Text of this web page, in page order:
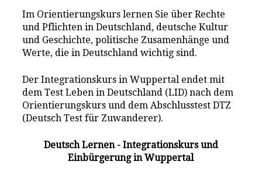
Im Orientierungskurs lernen Sie über Rechte
und Pflichten in Deutschland, deutsche Kultur
und Geschichte, politische Zusamenhänge und
Werte, die in Deutschland wichtig sind.
Der Integrationskurs in Wuppertal endet mit
dem Test Leben in Deutschland (LID) nach dem
Orientierungskurs und dem Abschlusstest DTZ
(Deutsch Test für Zuwanderer).
Deutsch Lernen - Integrationskurs und
Einbürgerung in Wuppertal